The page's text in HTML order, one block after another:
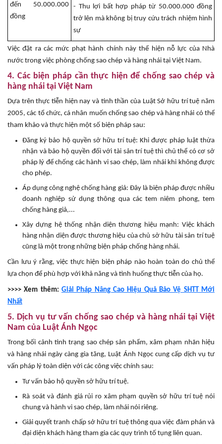
đến 50.000.000
đồng
- Thu lợi bất hợp pháp từ 50.000.000 đồng
trở lên mà không bị truy cứu trách nhiệm hình
sự
Việc đặt ra các mức phạt hành chính này thể hiện nỗ lực của Nhà
nước trong việc phòng chống sao chép và hàng nhái tại Việt Nam.
4. Các biện pháp cần thực hiện để chống sao chép và
hàng nhái tại Việt Nam
Dựa trên thực tiễn hiện nay và tinh thần của Luật Sở hữu trí tuệ năm
2005, các tổ chức, cá nhân muốn chống sao chép và hàng nhái có thể
tham khảo và thực hiện một số biện pháp sau:
Đăng ký bảo hộ quyền sở hữu trí tuệ: Khi được pháp luật thừa
nhận và bảo hộ quyền đối với tài sản trí tuệ thì chủ thể có cơ sở
pháp lý để chống các hành vi sao chép, làm nhái khi không được
cho phép.
Áp dụng công nghệ chống hàng giả: Đây là biện pháp được nhiều
doanh nghiệp sử dụng thông qua các tem niêm phong, tem
chống hàng giả,...
Xây dựng hệ thống nhận diện thương hiệu mạnh: Việc khách
hàng nhận diện được thương hiệu của chủ sở hữu tài sản trí tuệ
cũng là một trong những biện pháp chống hàng nhái.
Cần lưu ý rằng, việc thực hiện biện pháp nào hoàn toàn do chủ thể
lựa chọn để phù hợp với khả năng và tình huống thực tiễn của họ.
>>>> Xem thêm: Giải Pháp Nâng Cao Hiệu Quả Bảo Vệ SHTT Mới
Nhất
5. Dịch vụ tư vấn chống sao chép và hàng nhái tại Việt
Nam của Luật Ánh Ngọc
Trong bối cảnh tình trạng sao chép sản phẩm, xâm phạm nhãn hiệu
và hàng nhái ngày càng gia tăng, Luật Ánh Ngọc cung cấp dịch vụ tư
vấn pháp lý toàn diện với các công việc chính sau:
Tư vấn bảo hộ quyền sở hữu trí tuệ.
Rà soát và đánh giá rủi ro xâm phạm quyền sở hữu trí tuệ nói
chung và hành vi sao chép, làm nhái nói riêng.
Giải quyết tranh chấp sở hữu trí tuệ thông qua việc đàm phán và
đại diện khách hàng tham gia các quy trình tố tụng liên quan.